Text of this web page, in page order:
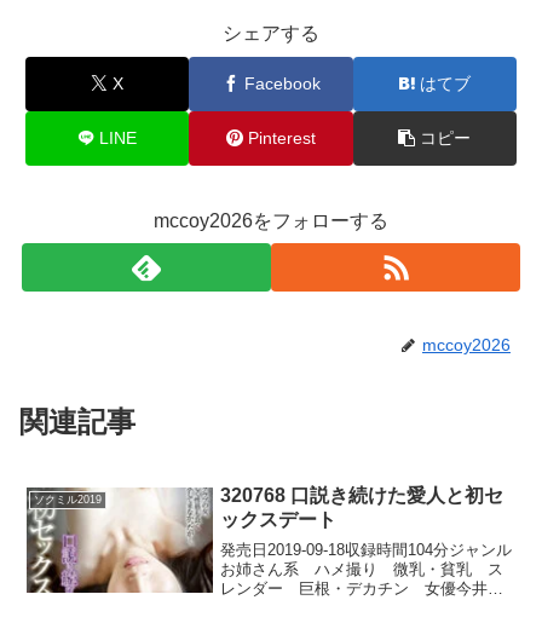
シェアする
X Facebook はてブ
LINE Pinterest コピー
mccoy2026をフォローする
mccoy2026
関連記事
ソクミル2019
320768 口説き続けた愛人と初セ
ックスデート
発売日2019-09-18収録時間104分ジャンル
お姉さん系 ハメ撮り 微乳・貧乳 ス
レンダー 巨根・デカチン 女優今井栞